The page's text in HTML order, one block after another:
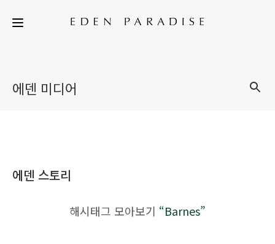
에덴 미디어
에덴 스토리
해시태그 모아보기 “Barnes”